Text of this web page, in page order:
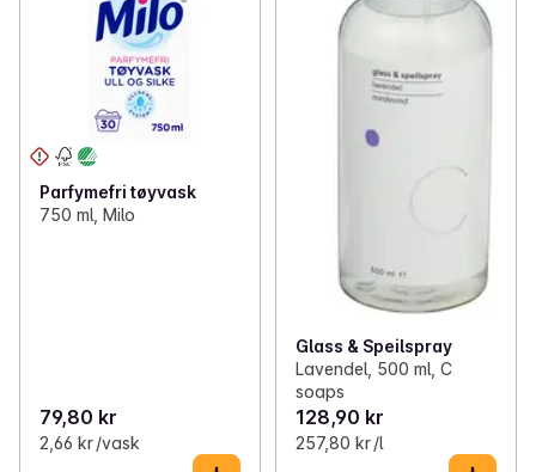
Parfymefri tøyvask
750 ml, Milo
79,80 kr
2,66 kr /vask
Glass & Speilspray
Lavendel, 500 ml, C
soaps
128,90 kr
257,80 kr /l